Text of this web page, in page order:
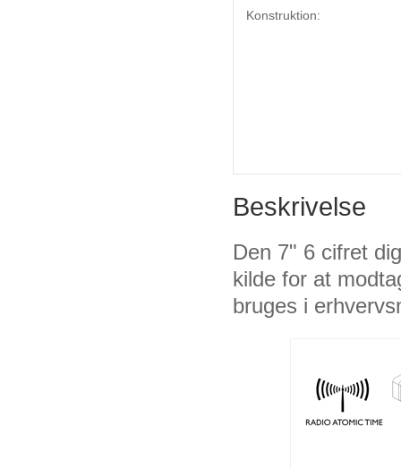
Konstruktion:
Beskrivelse
Den 7" 6 cifret
kilde for at
bruges i